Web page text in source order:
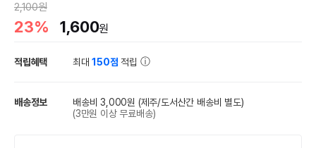
2,100원
23% 1,600원
적립혜택 최대150점 적립
배송정보 배송비 3,000원 (제주/도서산간 배송비 별도)
(3만원 이상 무료배송)